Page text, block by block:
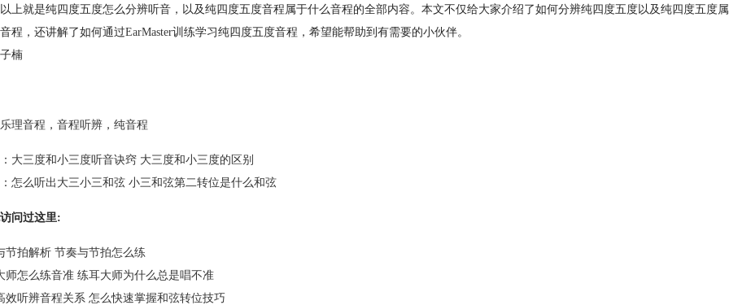
上就是纯四度五度怎么分辨听音，以及纯四度五度音程属于什么音程的全部内容。本文不仅给大家介绍了如何分辨纯四度五度以及纯四度五度属
程，还讲解了如何通过EarMaster训练学习纯四度五度音程，希望能帮助到有需要的小伙伴。
楠
乐理音程 ， 音程听辨 ， 纯音程
大三度和小三度听音诀窍 大三度和小三度的区别
怎么听出大三小三和弦 小三和弦第二转位是什么和弦
问过这里:
节拍解析 节奏与节拍怎么练
师怎么练音准 练耳大师为什么总是唱不准
效听辨音程关系 怎么快速掌握和弦转位技巧